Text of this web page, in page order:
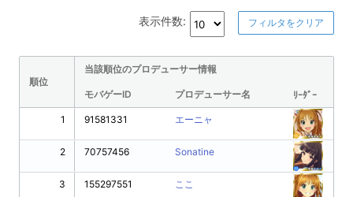
表示件数: フィルタをクリア
順位
当該順位のプロデューサー情報
モバゲーID プロデューサー名 ﾘｰﾀﾞｰ
1
2
3
91581331 エーニャ
70757456 Sonatine
155297551 ここ